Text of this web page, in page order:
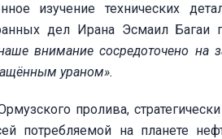
изучение технических
дел Ирана Эсмаил Багаи
внимание сосредоточено
ураном».
пролива,
потребляемой на планете